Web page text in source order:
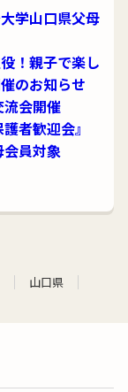
学山口県父母
！親子で楽し
のお知らせ
会開催
者歓迎会』
員対象
山口県